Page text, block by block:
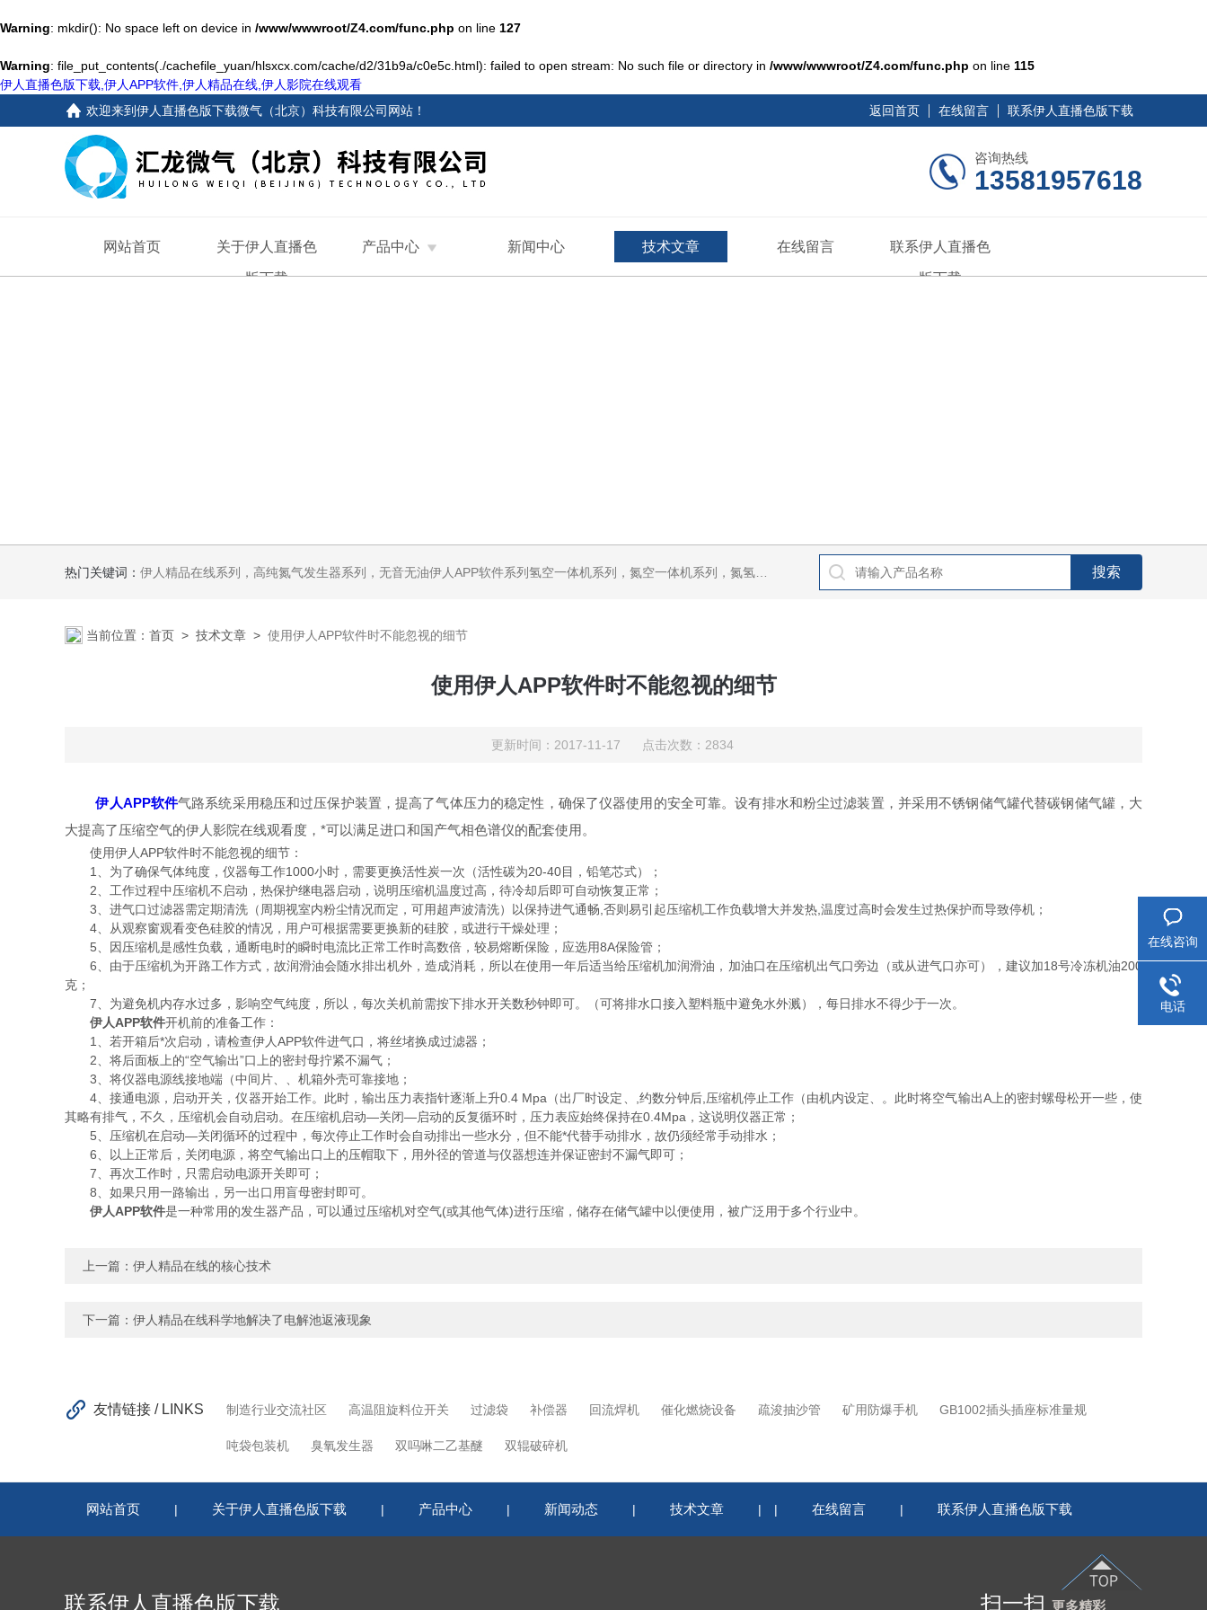
Warning: mkdir(): No space left on device in /www/wwwroot/Z4.com/func.php on line 127
Warning: file_put_contents(./cachefile_yuan/hlsxcx.com/cache/d2/31b9a/c0e5c.html): failed to open stream: No such file or directory in /www/wwwroot/Z4.com/func.php on line 115
伊人直播色版下载,伊人APP软件,伊人精品在线,伊人影院在线观看
欢迎来到伊人直播色版下载微气（北京）科技有限公司网站 ！ 返回首页 在线留言 联系伊人直播色版下载
咨询热线
13581957618
网站首页 关于伊人直播色
版下载
产品中心 新闻中心 技术文章 在线留言 联系伊人直播色
版下载
热门关键词： 伊人精品在线系列，高纯氮气发生器系列，无音无油伊人APP软件系列氢空一体机系列，氮空一体机系列，氮氢空三气一体机系列，气体净化器系列，代理日本DKK-TOA水质分析，水质检测仪器，代理南韩SitekPH/离子计，DO计，电导计，多功能计，PH/DO/电导率电极
当前位置： 首页 > 技术文章 > 使用伊人APP软件时不能忽视的细节
使用伊人APP软件时不能忽视的细节
更新时间：2017-11-17 点击次数：2834
伊人APP软件气路系统采用稳压和过压保护装置，提高了气体压力的稳定性，确保了仪器使用的安全可靠。设有排水和粉尘过滤装置，并采用不锈钢储气罐代替碳钢储气罐，大
大提高了压缩空气的伊人影院在线观看度，*可以满足进口和国产气相色谱仪的配套使用。
使用伊人APP软件时不能忽视的细节：
1、为了确保气体纯度，仪器每工作1000小时，需要更换活性炭一次（活性碳为20-40目，铅笔芯式）；
2、工作过程中压缩机不启动，热保护继电器启动，说明压缩机温度过高，待冷却后即可自动恢复正常；
3、进气口过滤器需定期清洗（周期视室内粉尘情况而定，可用超声波清洗）以保持进气通畅,否则易引起压缩机工作负载增大并发热,温度过高时会发生过热保护而导致停机；
4、从观察窗观看变色硅胶的情况，用户可根据需要更换新的硅胶，或进行干燥处理；
5、因压缩机是感性负载，通断电时的瞬时电流比正常工作时高数倍，较易熔断保险，应选用8A保险管；
6、由于压缩机为开路工作方式，故润滑油会随水排出机外，造成消耗，所以在使用一年后适当给压缩机加润滑油，加油口在压缩机出气口旁边（或从进气口亦可），建议加18号冷冻机油200
克；
7、为避免机内存水过多，影响空气纯度，所以，每次关机前需按下排水开关数秒钟即可。（可将排水口接入塑料瓶中避免水外溅），每日排水不得少于一次。
伊人APP软件开机前的准备工作：
1、若开箱后*次启动，请检查伊人APP软件进气口，将丝堵换成过滤器；
2、将后面板上的“空气输出”口上的密封母拧紧不漏气；
3、将仪器电源线接地端（中间片、、机箱外壳可靠接地；
4、接通电源，启动开关，仪器开始工作。此时，输出压力表指针逐渐上升0.4 Mpa（出厂时设定、,约数分钟后,压缩机停止工作（由机内设定、。此时将空气输出A上的密封螺母松开一些，使
其略有排气，不久，压缩机会自动启动。在压缩机启动—关闭—启动的反复循环时，压力表应始终保持在0.4Mpa，这说明仪器正常；
5、压缩机在启动—关闭循环的过程中，每次停止工作时会自动排出一些水分，但不能*代替手动排水，故仍须经常手动排水；
6、以上正常后，关闭电源，将空气输出口上的压帽取下，用外径的管道与仪器想连并保证密封不漏气即可；
7、再次工作时，只需启动电源开关即可；
8、如果只用一路输出，另一出口用盲母密封即可。
伊人APP软件是一种常用的发生器产品，可以通过压缩机对空气(或其他气体)进行压缩，储存在储气罐中以便使用，被广泛用于多个行业中。
上一篇： 伊人精品在线的核心技术
下一篇： 伊人精品在线科学地解决了电解池返液现象
友情链接 / LINKS 制造行业交流社区 高温阻旋料位开关 过滤袋 补偿器 回流焊机 催化燃烧设备 疏浚抽沙管 矿用防爆手机 GB1002插头插座标准量规
吨袋包装机 臭氧发生器 双吗啉二乙基醚 双辊破碎机
网站首页 | 关于伊人直播色版下载 | 产品中心 | 新闻动态 | 技术文章 | | 在线留言 | 联系伊人直播色版下载
联系伊人直播色版下载 扫一扫 更多精彩
在线咨询
电话